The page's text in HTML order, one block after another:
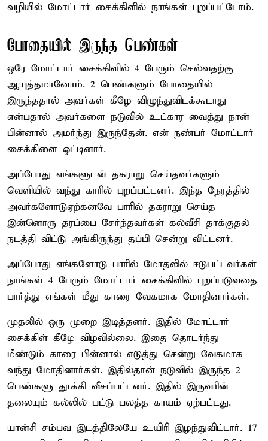
வழியில் மோட்டார் சைக்கிளில் நாங்கள் புறப்பட்டோம்.
போதையில் இருந்த பெண்கள்
ஒரே மோட்டார் சைக்கிளில் 4 பேரும் செல்வதற்கு
ஆயுத்தமானோம். 2 பெண்களும் போதையில்
இருந்ததால் அவர்கள் கீழே விழுந்துவிடக்கூடாது
என்பதால் அவர்களை நடுவில் உட்கார வைத்து நான்
பின்னால் அமர்ந்து இருந்தேன். என் நண்பர் மோட்டார்
சைக்கிளை ஓட்டினார்.
அப்போது எங்களுடன் தகராறு செய்தவர்களும்
வெளியில் வந்து காரில் புறப்பட்டனர். இந்த நேரத்தில்
அவர்களோடுஏற்கனவே பாரில் தகராறு செய்த
இன்னொரு தரப்பை சேர்ந்தவர்கள் கல்வீசி தாக்குதல்
நடத்தி விட்டு அங்கிருந்து தப்பி சென்று விட்டனர்.
அப்போது எங்களோடு பாரில் மோதலில் ஈடுபட்டவர்கள்
நாங்கள் 4 பேரும் மோட்டார் சைக்கிளில் புறப்படுவதை
பார்த்து எங்கள் மீது காரை வேகமாக மோதினார்கள்.
முதலில் ஒரு முறை இடித்தனர். இதில் மோட்டார்
சைக்கிள் கீழே விழவில்லை. இதை தொடர்ந்து
மீண்டும் காரை பின்னால் எடுத்து சென்று வேகமாக
வந்து மோதினார்கள். இதில்தான் நடுவில் இருந்த 2
பெண்களு தூக்கி வீசப்பட்டனர். இதில் இருவரின்
தலையும் கல்லில் பட்டு பலத்த காயம் ஏற்பட்டது.
யான்சி சம்பவ இடத்திலேயே உயிரி இழந்துவிட்டார். 17